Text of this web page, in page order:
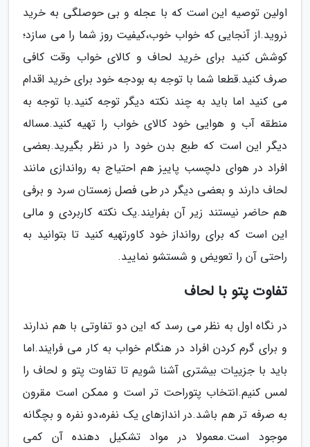
اولین توصیه این است که با عجله و بی حوصلگی به خرید
نروید.از آنجایی که خواب خوب،کیفیت روز شما را می سازد؛
کوشش کنید برای خرید لحاف و کالای خواب وقت کافی
صرف کنید.قطعا شما با توجه به بودجه خود برای خرید اقدام
می کنید اما باید به چند نکته دیگر توجه کنید.با توجه به
منطقه آب و هوایی خود کالای خواب را تهیه کنید.مساله
دیگر این است که طبع بدن خود را در نظر بگیرید.بعضی
افراد در هوای دلچسب پاییز هم احتیاج به رواندازی مانند
لحاف دارند و بعضی دیگر در طی فصل زمستان سرد و برفی
هم حاضر نیستند زیر آن بفرایند.یک نکته کاربردی و مالی
این است که برای روانداز خود کاورتهیه کنید تا بتوانید به
راحتی آن را تعویض و شستشو نمایید.
تفاوت پتو با لحاف
در نگاه اول به نظر می رسد که این دو تفاوتی با هم ندارند
و برای گرم کردن افراد در هنگام خواب به کار می فرایند.اما
باید با جزییات بیشتری آشنا شویم تا تفاوت پتو و لحاف را
لمس کنیم.انتخاب پتوراحت تر است و ممکن است مقرون
به صرفه تر هم باشد.در اندازهای یک نفره،دو نفره و بچگانه
موجود است.معمولا در مواد تشکیل دهنده آن کمی